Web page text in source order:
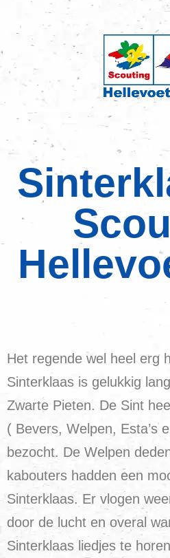
Het regende wel heel erg
Sinterklaas is gelukkig
Zwarte Pieten. De Sint
( Bevers, Welpen, Esta’s
bezocht. De Welpen
kabouters hadden een
Sinterklaas. Er vlogen
door de lucht en overal
Sinterklaas liedjes te